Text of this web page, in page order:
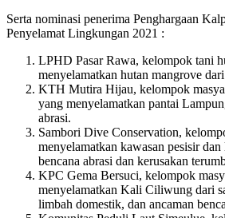
Serta nominasi penerima Penghargaan
Penyelamat Lingkungan 2021 :
LPHD Pasar Rawa, kelompok tani
menyelamatkan hutan mangrove
KTH Mutira Hijau, kelompok
yang menyelamatkan pantai
abrasi.
Sambori Dive Conservation,
menyelamatkan kawasan pesisir
bencana abrasi dan kerusakan
KPC Gema Bersuci, kelompok
menyelamatkan Kali Ciliwung dari
limbah domestik, dan ancaman